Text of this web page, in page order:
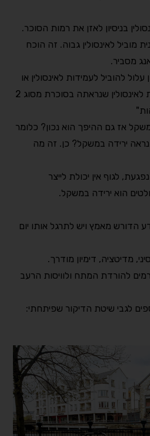
בניסיון לאזן את רמות הסוכר.⠀
מוביל לאינסולין גבוה. זה הוכח
מסביר.⠀
להוביל לעמידות לאינסולין או
לסוכרת. העמידות המוגברת לאינסולין שנראתה בסוכרת מסוג 2
" ⠀
אז גם ההיפך הוא נכון? כלומר
נראה ירידה במשקל? כן. זה מה
לגוף אין יכולת לייצר
הוא ירידה במשקל.⠀
הדורש מאמץ ויש לתרגל אותו יום
מדיטציה, דימיון מודרך.⠀
להורדת המתח ולוויסות הרעב
לגבי שיטת הדיקור שפיתחתי:⠀